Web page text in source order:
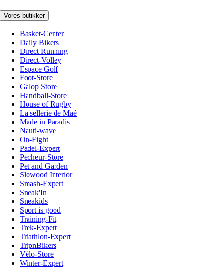
Vores butikker
Basket-Center
Daily Bikers
Direct Running
Direct-Volley
Espace Golf
Foot-Store
Galop Store
Handball-Store
House of Rugby
La sellerie de Maé
Made in Paradis
Nauti-wave
On-Fight
Padel-Expert
Pecheur-Store
Pet and Garden
Slowood Interior
Smash-Expert
Sneak'In
Sneakids
Sport is good
Training-Fit
Trek-Expert
Triathlon-Expert
TripnBikers
Vélo-Store
Winter-Expert